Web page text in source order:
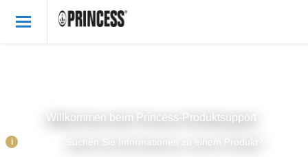
Princess ProdukteWillkommen beim Princess-Produktsupport
Suchen Sie Informationen zu einem Produkt?
i